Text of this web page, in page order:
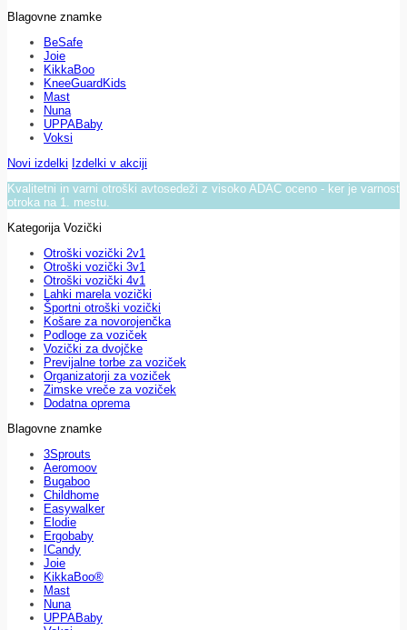
Blagovne znamke
BeSafe
Joie
KikkaBoo
KneeGuardKids
Mast
Nuna
UPPABaby
Voksi
Novi izdelki Izdelki v akciji
Kvalitetni in varni otroški avtosedeži z visoko ADAC oceno - ker je varnost
otroka na 1. mestu.
Kategorija Vozički
Otroški vozički 2v1
Otroški vozički 3v1
Otroški vozički 4v1
Lahki marela vozički
Športni otroški vozički
Košare za novorojenčka
Podloge za voziček
Vozički za dvojčke
Previjalne torbe za voziček
Organizatorji za voziček
Zimske vreče za voziček
Dodatna oprema
Blagovne znamke
3Sprouts
Aeromoov
Bugaboo
Childhome
Easywalker
Elodie
Ergobaby
ICandy
Joie
KikkaBoo®
Mast
Nuna
UPPABaby